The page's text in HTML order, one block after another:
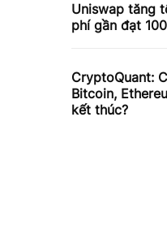
Uniswap tăng
phí gần đạt
CryptoQuant:
Bitcoin,
kết thúc?